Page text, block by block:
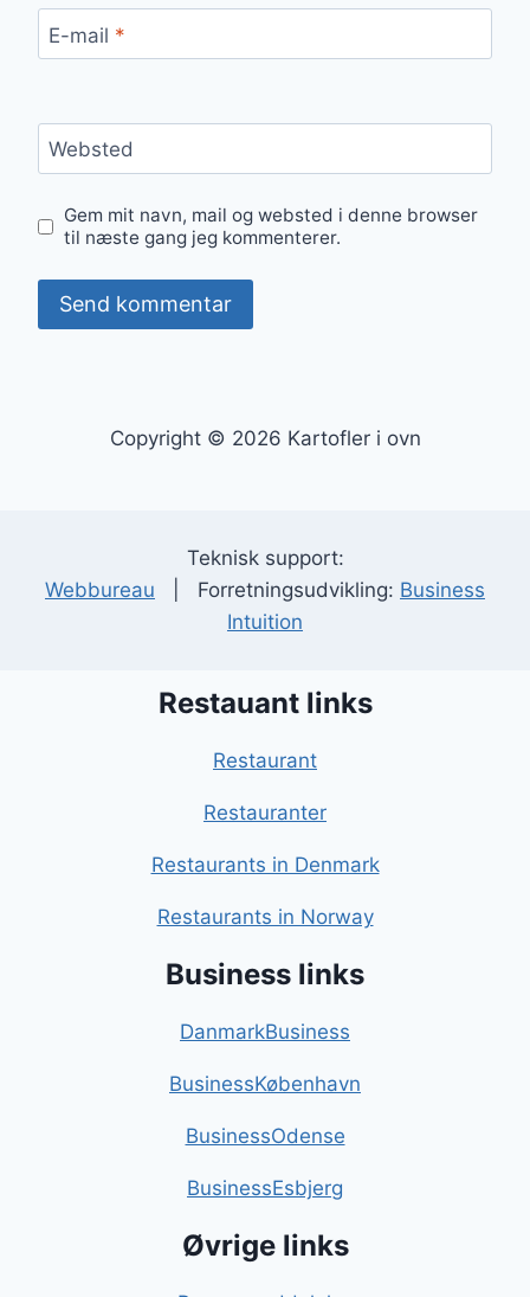
E-mail *
Websted
Gem mit navn, mail og websted i denne browser
til næste gang jeg kommenterer.
Copyright © 2026 Kartofler i ovn
Teknisk support:
Webbureau | Forretningsudvikling: Business
Intuition
Restauant links
Restaurant
Restauranter
Restaurants in Denmark
Restaurants in Norway
Business links
DanmarkBusiness
BusinessKøbenhavn
BusinessOdense
BusinessEsbjerg
Øvrige links